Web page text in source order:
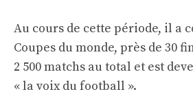
Au cours de cette période, il a
Coupes du monde, près de 30
2 500 matchs au total et est
« la voix du football ».